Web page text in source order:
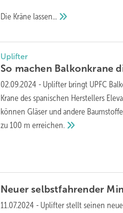
Die Kräne lassen...
Uplifter
So machen Balkonkrane
02.09.2024 - Uplifter bringt UPFC
Krane des spanischen Herstellers
können Gläser und andere
zu 100 merreichen.
Neuer selbstfahrender
11.07.2024 - Uplifter stellt seinen